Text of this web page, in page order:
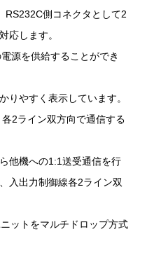
RS232C側コネクタとして2
応します。
源を供給することができ
りやすく表示しています。
2ライン双方向で通信する
他機への1:1送受通信を行
入出力制御線各2ライン双
ットをマルチドロップ方式